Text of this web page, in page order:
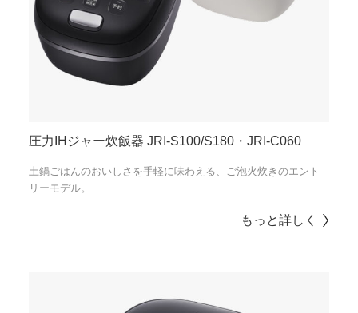
圧力IHジャー炊飯器 JRI-S100/S180・JRI-C060
土鍋ごはんのおいしさを手軽に味わえる、ご泡火炊きのエント
リーモデル。
もっと詳しく